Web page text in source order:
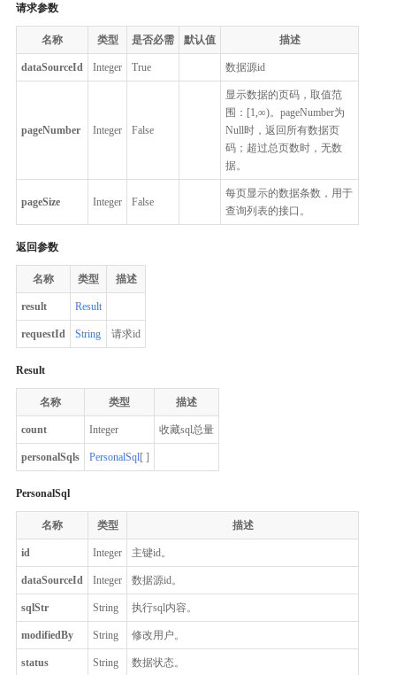
请求参数
名称 类型 是否必需 默认值 描述
dataSourceId Integer True 数据源id
pageNumber Integer False
显示数据的页码，取值范
围：[1,∞)。pageNumber为
Null时，返回所有数据页
码；超过总页数时，无数
据。
pageSize Integer False
每页显示的数据条数，用于
查询列表的接口。
返回参数
名称 类型 描述
result Result
requestId String 请求id
Result
名称 类型 描述
count Integer 收藏sql总量
personalSqls PersonalSql[ ]
PersonalSql
名称 类型 描述
id Integer 主键id。
dataSourceId Integer 数据源id。
sqlStr String 执行sql内容。
modifiedBy String 修改用户。
status String 数据状态。